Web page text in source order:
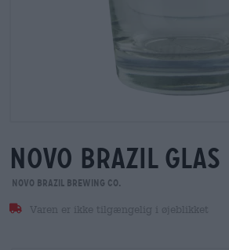
novo brazil glas
Novo Brazil Brewing Co.
Varen er ikke tilgængelig i øjeblikket